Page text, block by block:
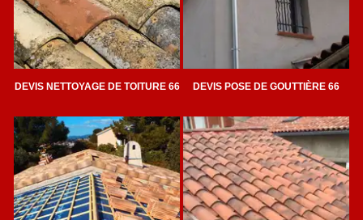
DEVIS NETTOYAGE DE TOITURE 66 DEVIS POSE DE GOUTTIÈRE 66